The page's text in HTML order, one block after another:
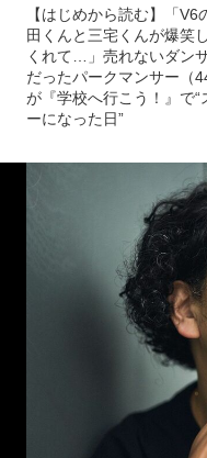
【はじめから読む】「V6
田くんと三宅くんが爆笑
くれて…」売れないダン
だったパークマンサー（
が『学校へ行こう！』で“
ーになった日”